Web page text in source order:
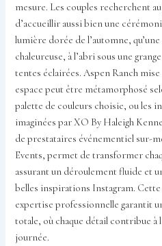
mesure. Les couples recherchent
d’accueillir aussi bien une
lumière dorée de l’automne,
chaleureuse, à l’abri sous une
tentes éclairées. Aspen Ranch mise
espace peut être métamorphosé
palette de couleurs choisie, ou les
imaginées par XO By Haleigh
de prestataires événementiel sur-
Events, permet de transformer
assurant un déroulement fluide et
belles inspirations Instagram.
expertise professionnelle garantit
totale, où chaque détail contribue à
journée.